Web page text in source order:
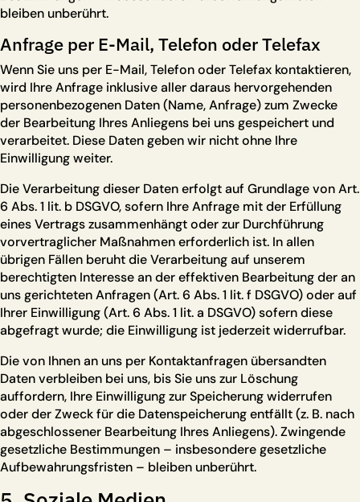
bleiben unberührt.
Anfrage per E-Mail, Telefon oder Telefax
Wenn Sie uns per E-Mail, Telefon oder Telefax kontaktieren,
wird Ihre Anfrage inklusive aller daraus hervorgehenden
personenbezogenen Daten (Name, Anfrage) zum Zwecke
der Bearbeitung Ihres Anliegens bei uns gespeichert und
verarbeitet. Diese Daten geben wir nicht ohne Ihre
Einwilligung weiter.
Die Verarbeitung dieser Daten erfolgt auf Grundlage von Art.
6 Abs. 1 lit. b DSGVO, sofern Ihre Anfrage mit der Erfüllung
eines Vertrags zusammenhängt oder zur Durchführung
vorvertraglicher Maßnahmen erforderlich ist. In allen
übrigen Fällen beruht die Verarbeitung auf unserem
berechtigten Interesse an der effektiven Bearbeitung der an
uns gerichteten Anfragen (Art. 6 Abs. 1 lit. f DSGVO) oder auf
Ihrer Einwilligung (Art. 6 Abs. 1 lit. a DSGVO) sofern diese
abgefragt wurde; die Einwilligung ist jederzeit widerrufbar.
Die von Ihnen an uns per Kontaktanfragen übersandten
Daten verbleiben bei uns, bis Sie uns zur Löschung
auffordern, Ihre Einwilligung zur Speicherung widerrufen
oder der Zweck für die Datenspeicherung entfällt (z. B. nach
abgeschlossener Bearbeitung Ihres Anliegens). Zwingende
gesetzliche Bestimmungen – insbesondere gesetzliche
Aufbewahrungsfristen – bleiben unberührt.